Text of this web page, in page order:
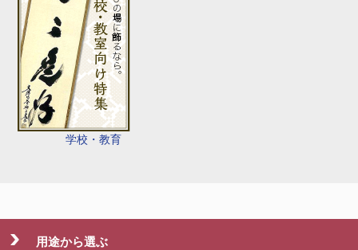
学校・教育
用途から選ぶ